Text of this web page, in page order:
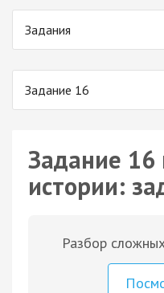
Задания
Задание 16
Задание 16
истории:
Разбор